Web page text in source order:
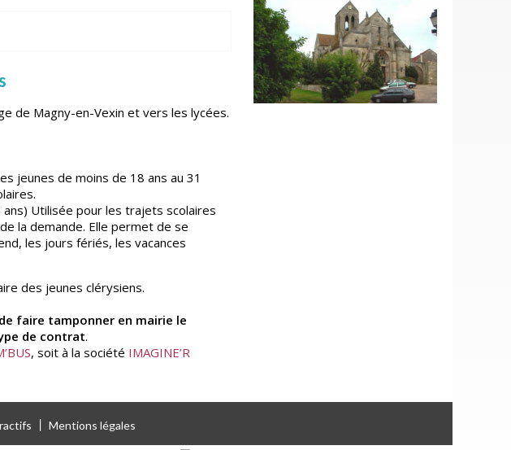
de Magny-en-Vexin et vers les lycées.
jeunes de moins de 18 ans au 31
ans) Utilisée pour les trajets scolaires
la demande. Elle permet de se
les jours fériés, les vacances
des jeunes clérysiens.
faire tamponner en mairie le
de contrat.
, soit à la société IMAGINE’R
Mentions légales